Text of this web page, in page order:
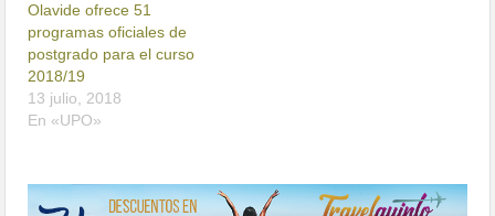
Olavide ofrece 51
programas oficiales de
postgrado para el curso
2018/19
13 julio, 2018
En «UPO»